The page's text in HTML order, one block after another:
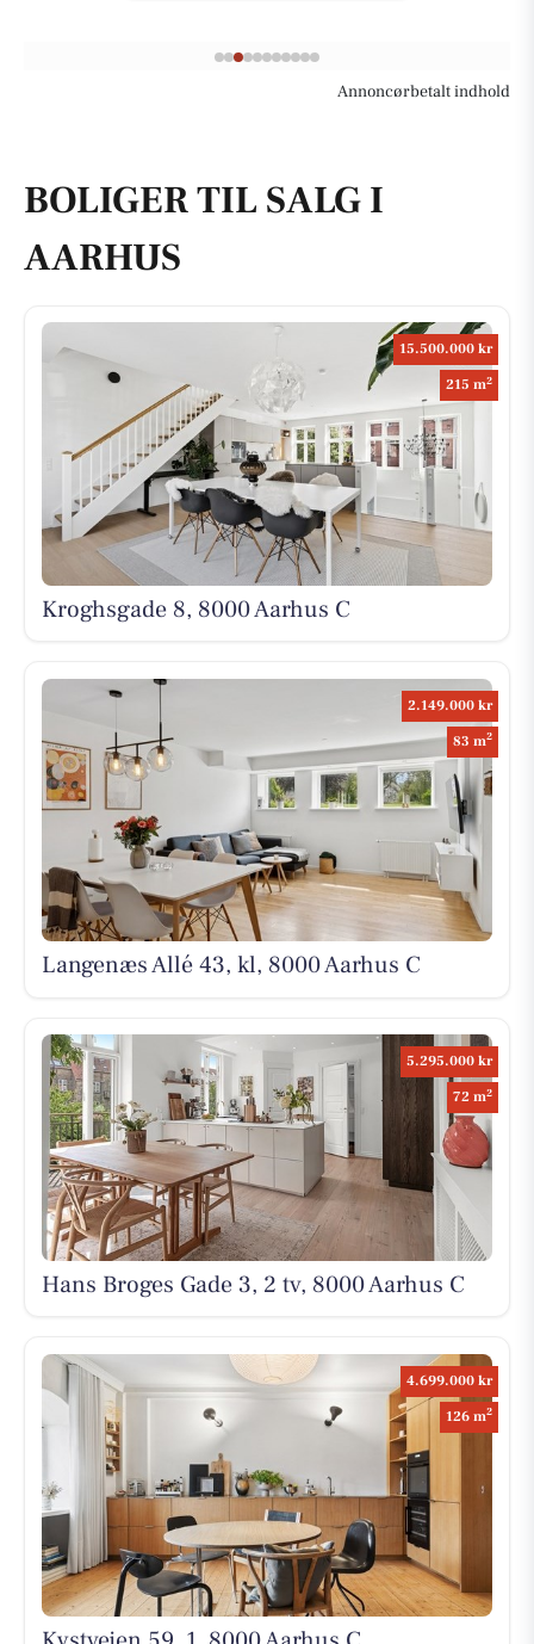
Annoncørbetalt indhold
BOLIGER TIL SALG I
AARHUS
15.500.000 kr
215 m2
Kroghsgade 8, 8000 Aarhus C
2.149.000 kr
83 m2
Langenæs Allé 43, kl, 8000 Aarhus C
5.295.000 kr
72 m2
Hans Broges Gade 3, 2 tv, 8000 Aarhus C
4.699.000 kr
126 m2